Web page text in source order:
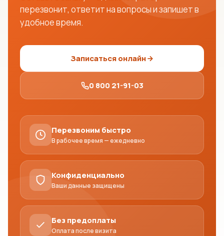
перезвонит, ответит на вопросы и запишет в
удобное время.
Записаться онлайн
0 800 21-91-03
Перезвоним быстро
В рабочее время — ежедневно
Конфиденциально
Ваши данные защищены
Без предоплаты
Оплата после визита